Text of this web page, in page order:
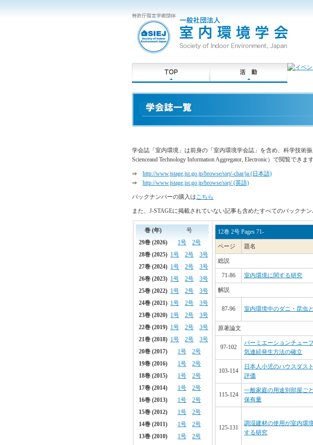
学会誌「室内環境」は前身の「室内環境学会誌」を含め、科学技術
Scienceand Technology Information Aggregator, Electronic）で閲覧でき
⇒ http://www.jstage.jst.go.jp/browse/siej/-char/ja (日本語)
⇒ http://www.jstage.jst.go.jp/browse/siej/ (英語)
バックナンバーの購入はこちら
また、J-STAGEに掲載されていない記事も含めたすべてのバックナ
12巻 2号 Pages 71-
ページ 題名
総説
71-86 室内環境に関する研究
解説
87-96 室内環境中のダニ・昆虫
原著論文
97-102
パーミエーションチュー
気連続発生方法の確立
103-114
日本人小児のハウスダス
評価
115-124
一般家庭の用途別部屋ご
保有量
125-131
調湿建材の使用が室内環
する研究